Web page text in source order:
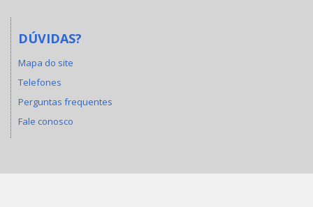
DÚVIDAS?
Mapa do site
Telefones
Perguntas frequentes
Fale conosco